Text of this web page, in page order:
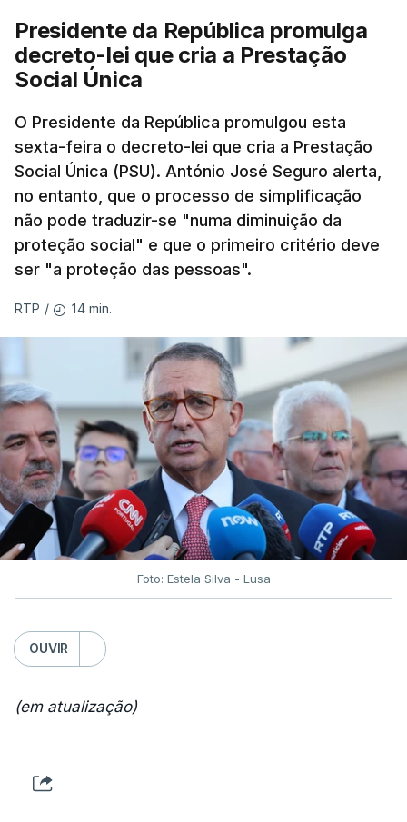
Presidente da República promulga
decreto-lei que cria a Prestação
Social Única
O Presidente da República promulgou esta
sexta-feira o decreto-lei que cria a Prestação
Social Única (PSU). António José Seguro alerta,
no entanto, que o processo de simplificação
não pode traduzir-se "numa diminuição da
proteção social" e que o primeiro critério deve
ser "a proteção das pessoas".
RTP / 14 min.
Foto: Estela Silva - Lusa
OUVIR
(em atualização)